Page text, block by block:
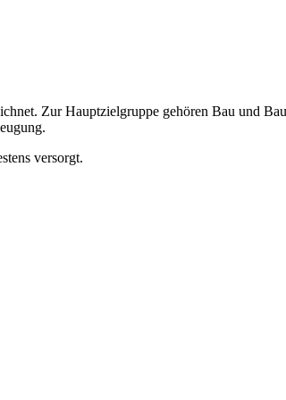
Zur Hauptzielgruppe gehören Bau und
versorgt.